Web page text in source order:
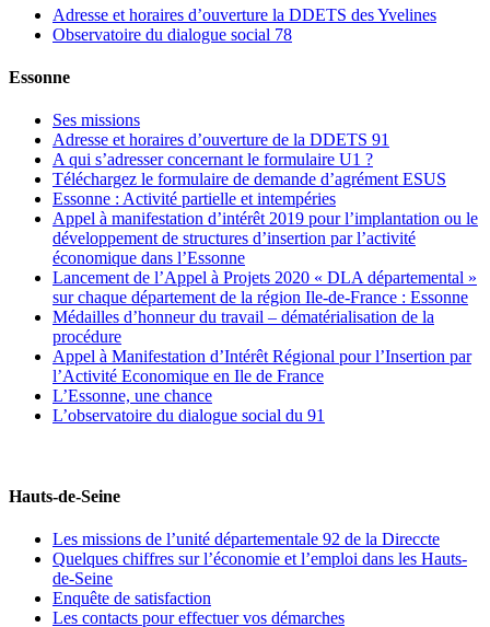
Adresse et horaires d’ouverture la DDETS des Yvelines
Observatoire du dialogue social 78
Essonne
Ses missions
Adresse et horaires d’ouverture de la DDETS 91
A qui s’adresser concernant le formulaire U1 ?
Téléchargez le formulaire de demande d’agrément ESUS
Essonne : Activité partielle et intempéries
Appel à manifestation d’intérêt 2019 pour l’implantation ou le
développement de structures d’insertion par l’activité
économique dans l’Essonne
Lancement de l’Appel à Projets 2020 « DLA départemental »
sur chaque département de la région Ile-de-France : Essonne
Médailles d’honneur du travail – dématérialisation de la
procédure
Appel à Manifestation d’Intérêt Régional pour l’Insertion par
l’Activité Economique en Ile de France
L’Essonne, une chance
L’observatoire du dialogue social du 91
Hauts-de-Seine
Les missions de l’unité départementale 92 de la Direccte
Quelques chiffres sur l’économie et l’emploi dans les Hauts-
de-Seine
Enquête de satisfaction
Les contacts pour effectuer vos démarches